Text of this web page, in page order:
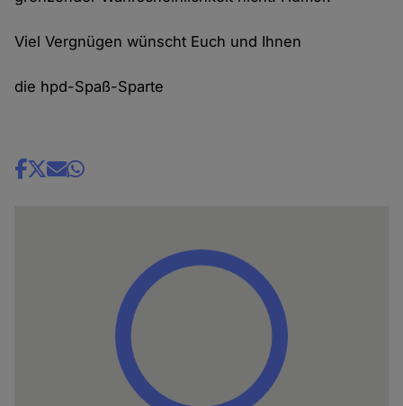
Viel Vergnügen wünscht Euch und Ihnen
die hpd-Spaß-Sparte
Share